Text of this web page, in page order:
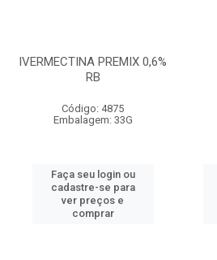
IVERMECTINA PREMIX 0,6%
RB
Código: 4875
Embalagem: 33G
Faça seu login ou
cadastre-se para
ver preços e
comprar